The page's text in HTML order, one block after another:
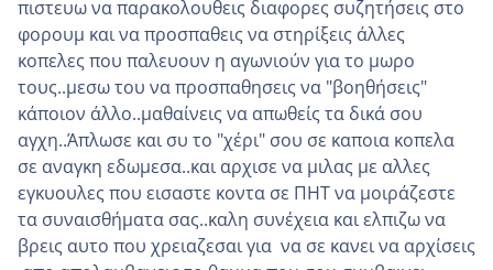
πιστευω να παρακολουθεις διαφορες συζητήσεις στο
φορουμ και να προσπαθεις να στηρίξεις άλλες
κοπελες που παλευουν η αγωνιούν για το μωρο
τους..μεσω του να προσπαθησεις να "βοηθήσεις"
κάποιον άλλο..μαθαίνεις να απωθείς τα δικά σου
αγχη..Άπλωσε και συ το "χέρι" σου σε καποια κοπελα
σε αναγκη εδωμεσα..και αρχισε να μιλας με αλλες
εγκυουλες που εισαστε κοντα σε ΠΗΤ να μοιράζεστε
τα συναισθήματα σας..καλη συνέχεια και ελπιζω να
βρεις αυτο που χρειαζεσαι για να σε κανει να αρχίσεις